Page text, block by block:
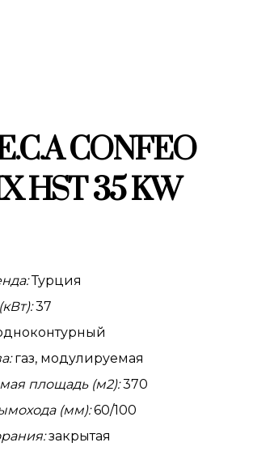
CONFEO
HST 35 KW
Турция
37
газ, модулируемая
площадь (м2):370
(мм):60/100
закрытая